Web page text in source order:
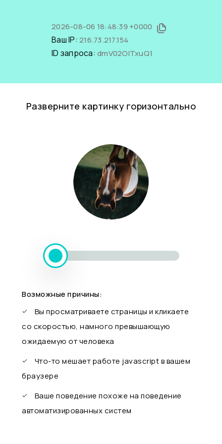
2026-08-06 18:48:39 +0000
Ваш IP: 216.73.217.154
ID запроса: dmV02OlTxuQ1
Разверните картинку горизонтально
Возможные причины:
Вы просматриваете страницы и кликаете
со скоростью, намного превышающую
ожидаемую от человека
Что-то мешает работе javascript в вашем
браузере
Ваше поведение похоже на поведение
автоматизированных систем